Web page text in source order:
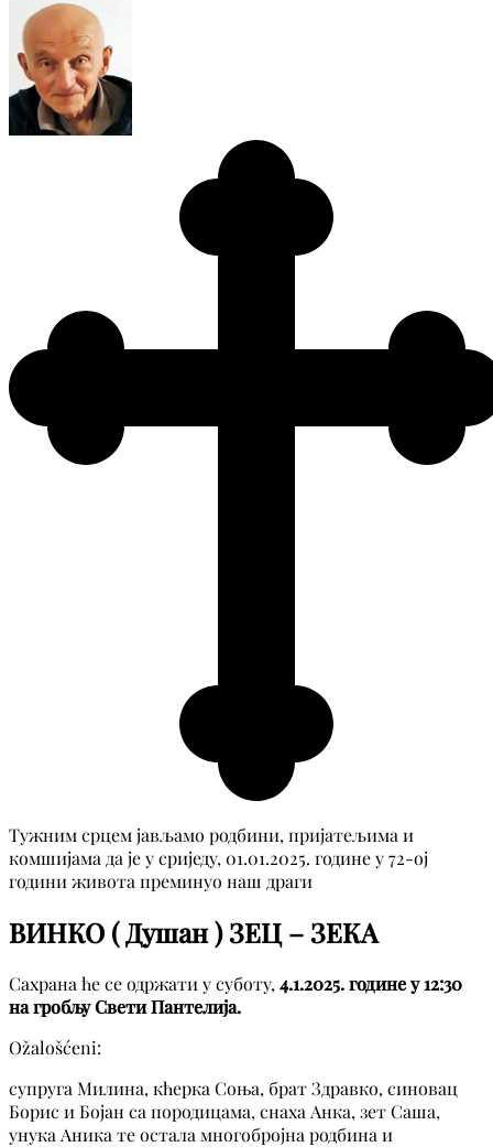
Тужним срцем јављамо родбини, пријатељима и
комшијама да је у сриједу, 01.01.2025. године у 72-ој
години живота преминуо наш драги
ВИНКО ( Душан ) ЗЕЦ – ЗЕКА
Сахрана ће се одржати у суботу, 4.1.2025. године у 12:30
на гробљу Свети Пантелија.
Ožalošćeni:
супруга Милина, кћерка Соња, брат Здравко, синовац
Борис и Бојан са породицама, снаха Анка, зет Саша,
унука Аника те остала многобројна родбина и